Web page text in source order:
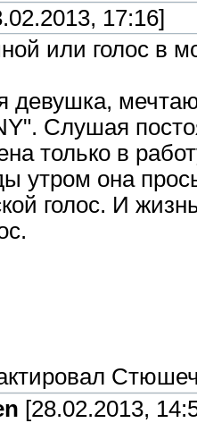
17:16]
или голос в
девушка,
Слушая
только в
утром она
голос. И
[28.02.2013,